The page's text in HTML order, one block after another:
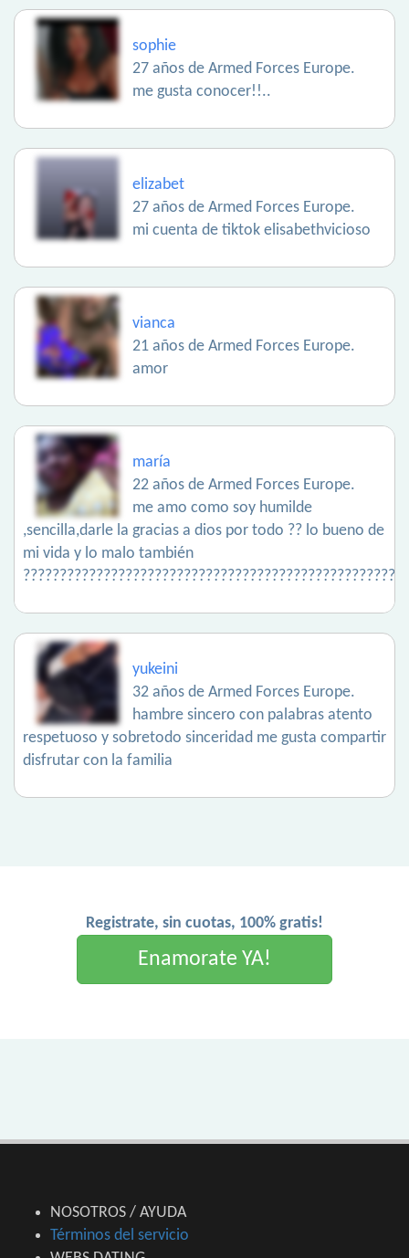
sophie
27 años de Armed Forces Europe.
me gusta conocer!!..
elizabet
27 años de Armed Forces Europe.
mi cuenta de tiktok elisabethvicioso
vianca
21 años de Armed Forces Europe.
amor
maría
22 años de Armed Forces Europe.
me amo como soy humilde
,sencilla,darle la gracias a dios por todo ?? lo bueno de
mi vida y lo malo también
yukeini
32 años de Armed Forces Europe.
hambre sincero con palabras atento
respetuoso y sobretodo sinceridad me gusta compartir
disfrutar con la familia
Registrate, sin cuotas, 100% gratis!
Enamorate YA!
NOSOTROS / AYUDA
Términos del servicio